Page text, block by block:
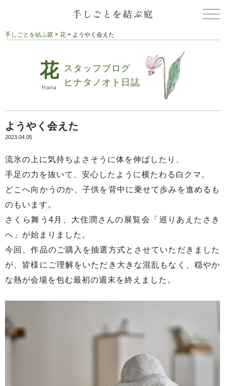
手しごとを結ぶ庭 > 花 > ようやく会えた
スタッフブログ
ヒナタノオト日誌
ようやく会えた
2023.04.05
流氷の上に気持ちよさそうに体を伸ばしたり、
手足の力を抜いて、安心したように横たわる白クマ。
どこへ向かうのか、子供を背中に乗せて歩みを進めるも
のもいます。
さくら舞う4月、大住潤さんの展覧会「巡りあえたさき
へ」が始まりました。
今回、作品のご購入を抽選方式とさせていただきました
が、皆様にご理解をいただき大きな混乱もなく、穏やか
な熱が会場を包む最初の週末を終えました。